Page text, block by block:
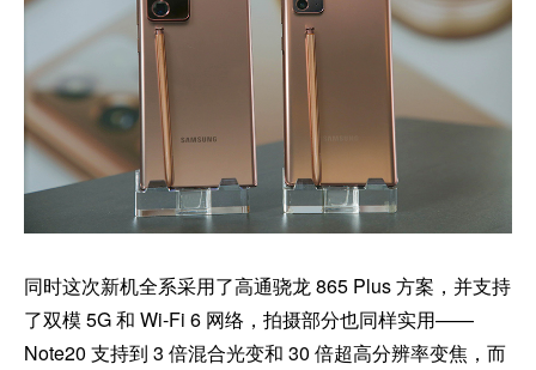
同时这次新机全系采用了高通骁龙 865 Plus 方案，并支持
了双模 5G 和 Wi-Fi 6 网络，拍摄部分也同样实用——
Note20 支持到 3 倍混合光变和 30 倍超高分辨率变焦，而